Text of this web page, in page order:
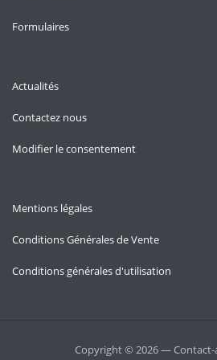
Formulaires
Actualités
Contactez nous
Modifier le consentement
Mentions légales
Conditions Générales de Vente
Conditions générales d'utilisation
Copyright © 2026 —